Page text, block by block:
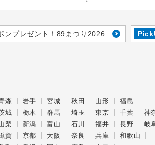
ンプレゼント！89まつり2026
森 岩手 宮城 秋田 山形
福島
城 栃木 群馬 埼玉 東京 千葉
神
梨 新潟 富山 石川 福井 長野 岐
賀 京都 大阪 奈良 兵庫
和歌山